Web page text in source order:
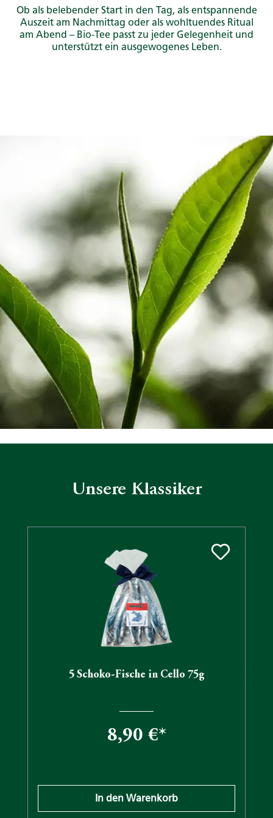
Ob als belebender Start in den Tag, als entspannende
Auszeit am Nachmittag oder als wohltuendes Ritual
am Abend – Bio-Tee passt zu jeder Gelegenheit und
unterstützt ein ausgewogenes Leben.​
Unsere Klassiker
5 Schoko-Fische in Cello 75g
8,90 €*
In den Warenkorb